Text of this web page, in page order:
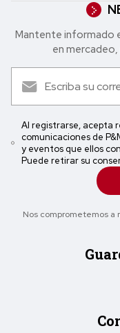
Mantente informado
en
Al registrarse, acepta
comunicaciones de
y eventos que ellos
Puede retirar su
Nos comprometemos a